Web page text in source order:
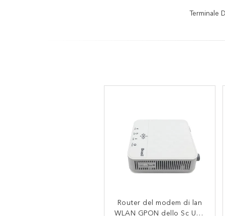
Terminale
Router del modem di lan
WLAN GPON dello Sc UPC
HK668 modem di CA Wifi
GPON Ontario XPON